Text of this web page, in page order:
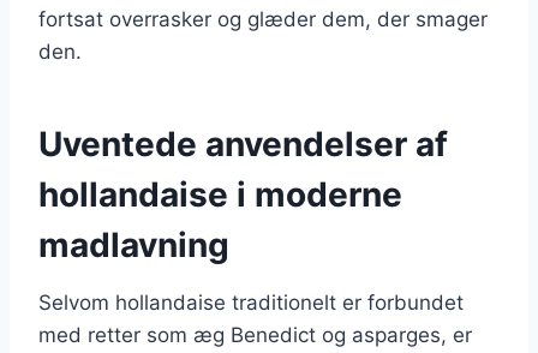
fortsat overrasker og glæder dem, der smager
den.
Uventede anvendelser af
hollandaise i moderne
madlavning
Selvom hollandaise traditionelt er forbundet
med retter som æg Benedict og asparges, er